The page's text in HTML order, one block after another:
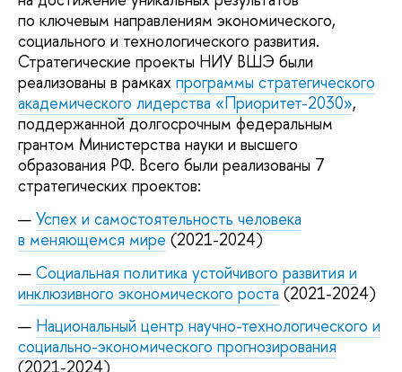
по ключевым направлениям экономического,
социального и технологического развития.
Стратегические проекты НИУ ВШЭ были
реализованы в рамках программы стратегического
академического лидерства «Приоритет-2030»,
поддержанной долгосрочным федеральным
грантом Министерства науки и высшего
образования РФ. Всего были реализованы 7
стратегических проектов:
Успех и самостоятельность человека
в меняющемся мире (2021-2024)
Социальная политика устойчивого развития и
инклюзивного экономического роста (2021-2024)
Национальный центр научно-технологического и
социально-экономического прогнозирования
(2021-2024)